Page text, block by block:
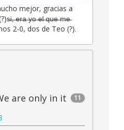
mejor, gracias a
̶e̶r̶a̶ ̶y̶o̶ ̶e̶l̶ ̶q̶u̶e̶ ̶m̶e̶
2-0, dos de Teo (?).
11
are only in it